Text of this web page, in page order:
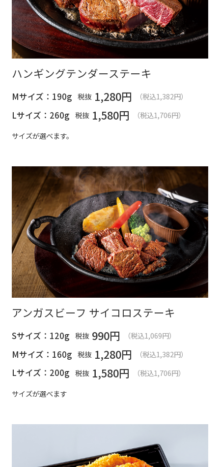
ハンギングテンダーステーキ
Mサイズ：190g 税抜 1,280円 （税込1,382円）
Lサイズ：260g 税抜 1,580円
（税込1,706円）
サイズが選べます。
アンガスビーフ サイコロステーキ
Sサイズ：120g 税抜 990円 （税込1,069円）
Mサイズ：160g 税抜 1,280円 （税込1,382円）
Lサイズ：200g 税抜 1,580円
（税込1,706円）
サイズが選べます